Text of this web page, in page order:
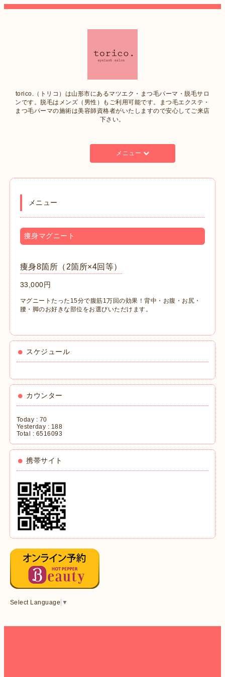
torico.（トリコ）は山形市にあるマツエク・まつ毛パーマ・脱毛サロ
ンです。脱毛はメンズ（男性）もご利用可能です。まつ毛エクステ・
まつ毛パーマの施術は美容師資格者がいたしますので安心してご来店
下さい。
メニュー
メニュー
痩身マグニート
痩身8箇所（2箇所×4回等）
33,000円
マグニートたった15分で腹筋1万回の効果！背中・お腹・お尻・
腰・脚のお好きな部位をお選びいただけます。
スケジュール
カウンター
Today : 70
Yesterday : 188
Total : 6516093
携帯サイト
Select Language ▼